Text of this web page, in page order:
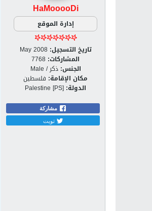
HaMooooDi
إدارة الموقع
تاريخ التسجيل: May 2008
المشاركات: 7768
الجنس: ذكر / Male
مكان الإقامة: فلسطين
الدولة: Palestine [PS]
مشاركة
تويت